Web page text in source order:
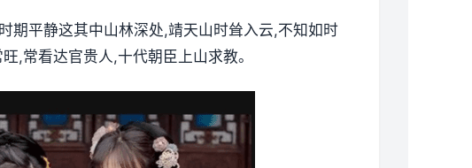
期平静这其中山林深处,靖天山时耸入云,不知如时
,常看达官贵人,十代朝臣上山求教。